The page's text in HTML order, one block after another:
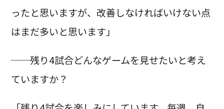
ったと思いますが、改善しなければいけない点
はまだ多いと思います」
──残り4試合どんなゲームを見せたいと考え
ていますか？